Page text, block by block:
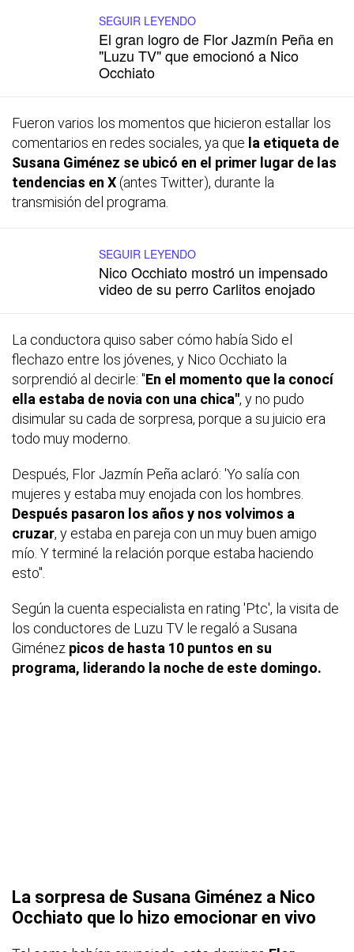
SEGUIR LEYENDO
El gran logro de Flor Jazmín Peña en
"Luzu TV" que emocionó a Nico
Occhiato
Fueron varios los momentos que hicieron estallar los
comentarios en redes sociales, ya que la etiqueta de
Susana Giménez se ubicó en el primer lugar de las
tendencias en X (antes Twitter), durante la
transmisión del programa.
SEGUIR LEYENDO
Nico Occhiato mostró un impensado
video de su perro Carlitos enojado
La conductora quiso saber cómo había Sido el
flechazo entre los jóvenes, y Nico Occhiato la
sorprendió al decirle: "En el momento que la conocí
ella estaba de novia con una chica", y no pudo
disimular su cada de sorpresa, porque a su juicio era
todo muy moderno.
Después, Flor Jazmín Peña aclaró: 'Yo salía con
mujeres y estaba muy enojada con los hombres.
Después pasaron los años y nos volvimos a
cruzar, y estaba en pareja con un muy buen amigo
mío. Y terminé la relación porque estaba haciendo
esto".
Según la cuenta especialista en rating 'Ptc', la visita de
los conductores de Luzu TV le regaló a Susana
Giménez picos de hasta 10 puntos en su
programa, liderando la noche de este domingo.
La sorpresa de Susana Giménez a Nico
Occhiato que lo hizo emocionar en vivo